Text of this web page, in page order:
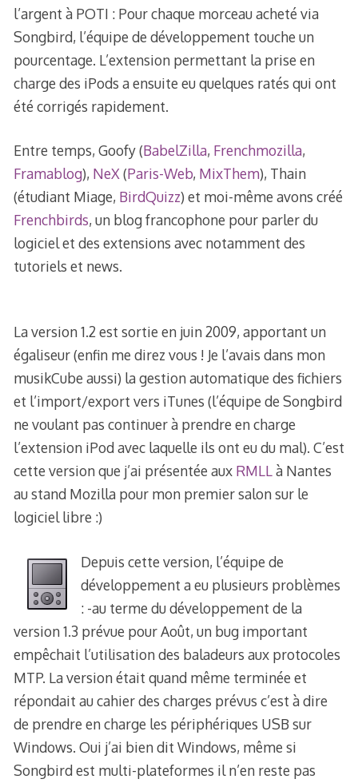
l’argent à POTI : Pour chaque morceau acheté via
Songbird, l’équipe de développement touche un
pourcentage. L’extension permettant la prise en
charge des iPods a ensuite eu quelques ratés qui ont
été corrigés rapidement.
Entre temps, Goofy (BabelZilla, Frenchmozilla,
Framablog), NeX (Paris-Web, MixThem), Thain
(étudiant Miage, BirdQuizz) et moi-même avons créé
Frenchbirds, un blog francophone pour parler du
logiciel et des extensions avec notamment des
tutoriels et news.
La version 1.2 est sortie en juin 2009, apportant un
égaliseur (enfin me direz vous ! Je l’avais dans mon
musikCube aussi) la gestion automatique des fichiers
et l’import/export vers iTunes (l’équipe de Songbird
ne voulant pas continuer à prendre en charge
l’extension iPod avec laquelle ils ont eu du mal). C’est
cette version que j’ai présentée aux RMLLà Nantes
au stand Mozilla pour mon premier salon sur le
logiciel libre :)
Depuis cette version, l’équipe de
développement a eu plusieurs problèmes
: -au terme du développement de la
version 1.3 prévue pour Août, un bug important
empêchait l’utilisation des baladeurs aux protocoles
MTP. La version était quand même terminée et
répondait au cahier des charges prévus c’est à dire
de prendre en charge les périphériques USB sur
Windows. Oui j’ai bien dit Windows, même si
Songbird est multi-plateformes il n’en reste pas